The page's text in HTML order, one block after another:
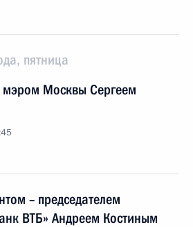
пятница
мэром Москвы Сергеем
– председателем
ВТБ» Андреем Костиным